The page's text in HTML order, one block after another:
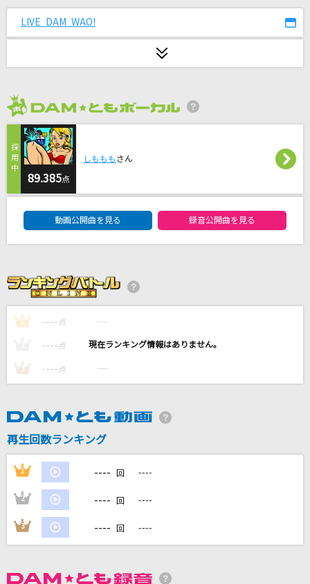
PRIDE(アニメバージョン)
Special Spell
Mrs. GREEN APPLE
evolution
鐘を鳴らして - Tales of Vesperia opening ve
残酷な天使のテーゼ
[生音]366日
HY
NOISEMAKER
加賀美茉莉
もっと見る
LIVE DAM WAO!
89.385点
しももも さん
動画公開曲を見る 録音公開曲を見る
1 ---- 点 ----
---- 点 ----
3 ---- 点 ----
再生回数ランキング
1 ---- 回 ----
2 ---- 回 ----
3 ---- 回 ----